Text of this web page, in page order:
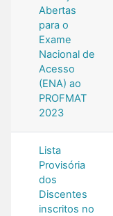
Abertas
para o
Exame
Nacional de
Acesso
(ENA) ao
PROFMAT
2023
Lista
Provisória
dos
Discentes
inscritos no